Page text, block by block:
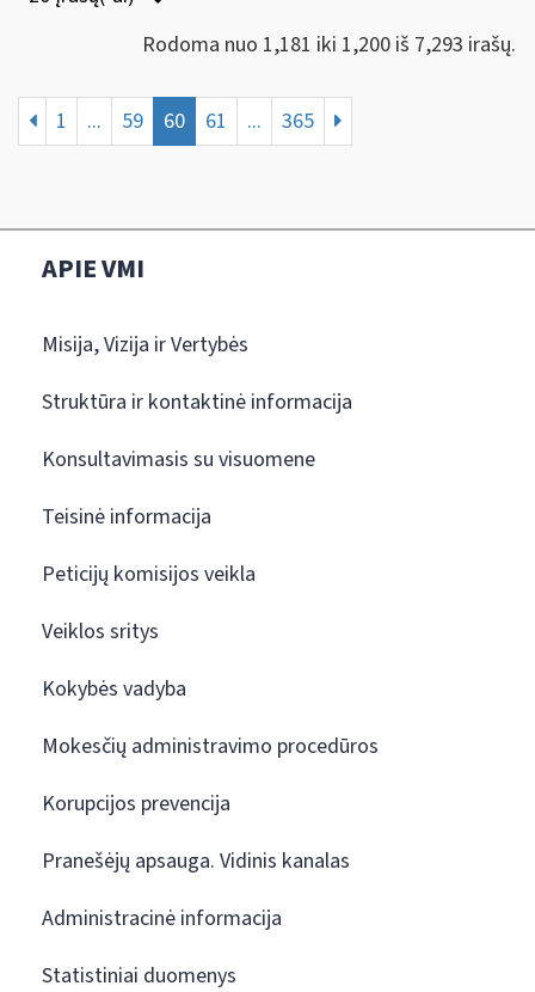
Rodoma nuo 1,181 iki 1,200 iš 7,293 irašų.
1 ... 59 60 61 ... 365
APIE VMI
Misija, Vizija ir Vertybės
Struktūra ir kontaktinė informacija
Konsultavimasis su visuomene
Teisinė informacija
Peticijų komisijos veikla
Veiklos sritys
Kokybės vadyba
Mokesčių administravimo procedūros
Korupcijos prevencija
Pranešėjų apsauga. Vidinis kanalas
Administracinė informacija
Statistiniai duomenys